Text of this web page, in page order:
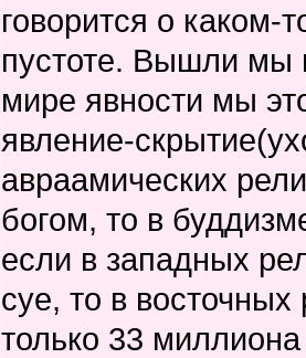
говорится о каком-
пустоте. Вышли мы
мире явности мы
явление-
авраамических
богом, то в
если в западных
суе, то в
только 33